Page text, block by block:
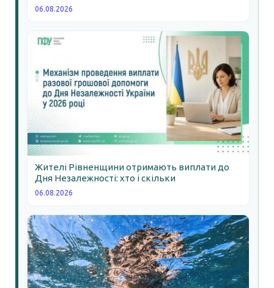
06.08.2026
Жителі Рівненщини отримають виплати до
Дня Незалежності: хто і скільки
06.08.2026